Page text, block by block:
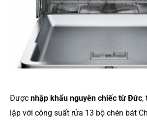
Được nhập khẩu nguyên chiếc từ Đức,
lập với công suất rửa 13 bộ chén bát